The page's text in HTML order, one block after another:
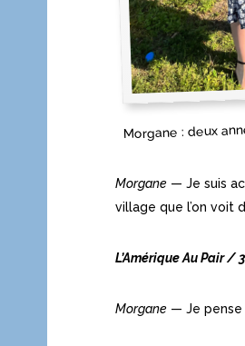
Morgane : deux
Morgane — Je suis
village que l’on voit
L’Amérique Au Pair/
Morgane — Je pense